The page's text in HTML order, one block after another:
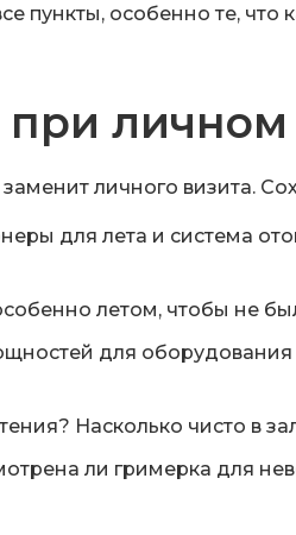
пункты, особенно те,
при
личного визита.
для лета и система
летом, чтобы не
для
Насколько чисто в
ли гримерка для